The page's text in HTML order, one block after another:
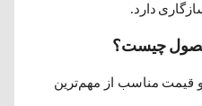
دارد.
چیست؟
قیمت مناسب از مهم‌ترین